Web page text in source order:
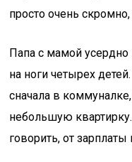
просто очень
Папа с мамой усердно
на ноги четырех
сначала в
небольшую
говорить, от зарплаты